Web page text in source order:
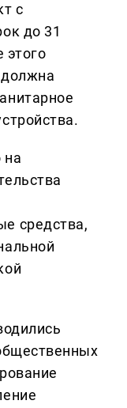
с
до 31
этого
на
средства,